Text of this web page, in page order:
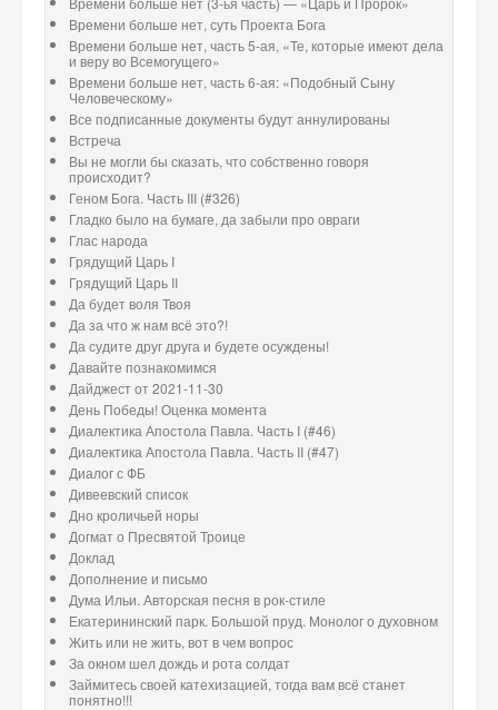
Времени больше нет, суть Проекта Бога
Времени больше нет, часть 5-ая, «Те, которые имеют дела
и веру во Всемогущего»
Времени больше нет, часть 6-ая: «Подобный Сыну
Человеческому»
Все подписанные документы будут аннулированы
Встреча
Вы не могли бы сказать, что собственно говоря
происходит?
Геном Бога. Часть III (#326)
Гладко было на бумаге, да забыли про овраги
Глас народа
Грядущий Царь I
Грядущий Царь II
Да будет воля Твоя
Да за что ж нам всё это?!
Да судите друг друга и будете осуждены!
Давайте познакомимся
Дайджест от 2021-11-30
День Победы! Оценка момента
Диалектика Апостола Павла. Часть I (#46)
Диалектика Апостола Павла. Часть II (#47)
Диалог с ФБ
Дивеевский список
Дно кроличьей норы
Догмат о Пресвятой Троице
Доклад
Дополнение и письмо
Дума Ильи. Авторская песня в рок-стиле
Екатерининский парк. Большой пруд. Монолог о духовном
Жить или не жить, вот в чем вопрос
За окном шел дождь и рота солдат
Займитесь своей катехизацией, тогда вам всё станет
понятно!!!